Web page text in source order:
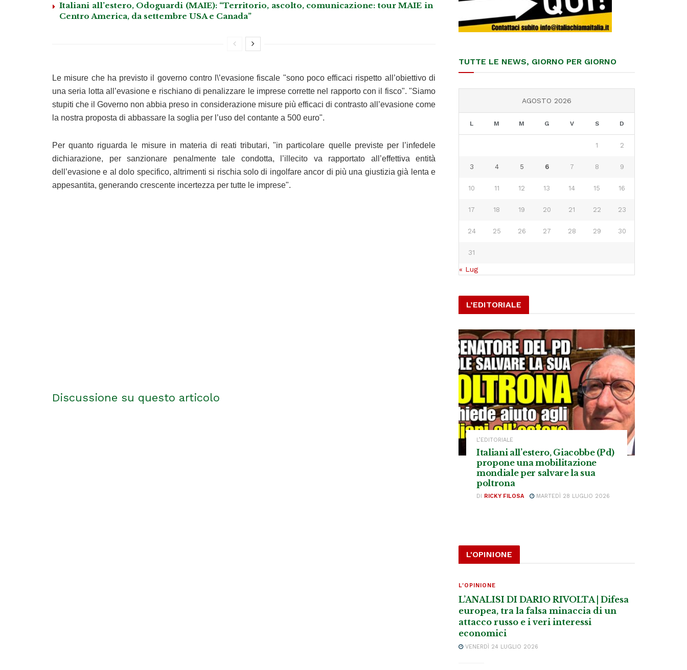
Italiani all’estero, Odoguardi (MAIE): “Territorio, ascolto, comunicazione: tour MAIE in
Centro America, da settembre USA e Canada”
Le misure che ha previsto il governo contro l\’evasione fiscale "sono poco efficaci rispetto all’obiettivo di
una seria lotta all’evasione e rischiano di penalizzare le imprese corrette nel rapporto con il fisco". "Siamo
stupiti che il Governo non abbia preso in considerazione misure più efficaci di contrasto all’evasione come
la nostra proposta di abbassare la soglia per l’uso del contante a 500 euro".
Per quanto riguarda le misure in materia di reati tributari, "in particolare quelle previste per l’infedele
dichiarazione, per sanzionare penalmente tale condotta, l’illecito va rapportato all’effettiva entità
dell’evasione e al dolo specifico, altrimenti si rischia solo di ingolfare ancor di più una giustizia già lenta e
appesantita, generando crescente incertezza per tutte le imprese".
Discussione su questo articolo
TUTTE LE NEWS, GIORNO PER GIORNO
AGOSTO 2026
L M M G V S D
1 2
3 4 5 6 7 8 9
10 11 12 13 14 15 16
17 18 19 20 21 22 23
24 25 26 27 28 29 30
31
« Lug
L’EDITORIALE
L’EDITORIALE
Italiani all’estero, Giacobbe (Pd)
propone una mobilitazione
mondiale per salvare la sua
poltrona
DI RICKY FILOSA MARTEDÌ 28 LUGLIO 2026
L'OPINIONE
L'OPINIONE
L’ANALISI DI DARIO RIVOLTA | Difesa
europea, tra la falsa minaccia di un
attacco russo e i veri interessi
economici
VENERDÌ 24 LUGLIO 2026